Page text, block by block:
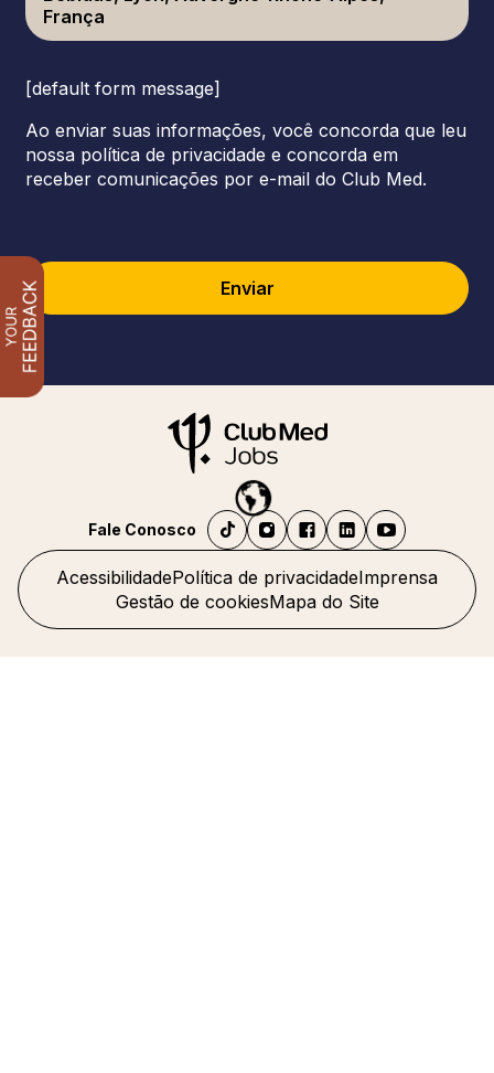
França
[default form message]
Ao enviar suas informações, você concorda que leu
nossa política de privacidade e concorda em
receber comunicações por e-mail do Club Med.
Enviar
AcessibilidadePolítica de privacidadeImprensa
Gestão de cookiesMapa do Site
Fale Conosco